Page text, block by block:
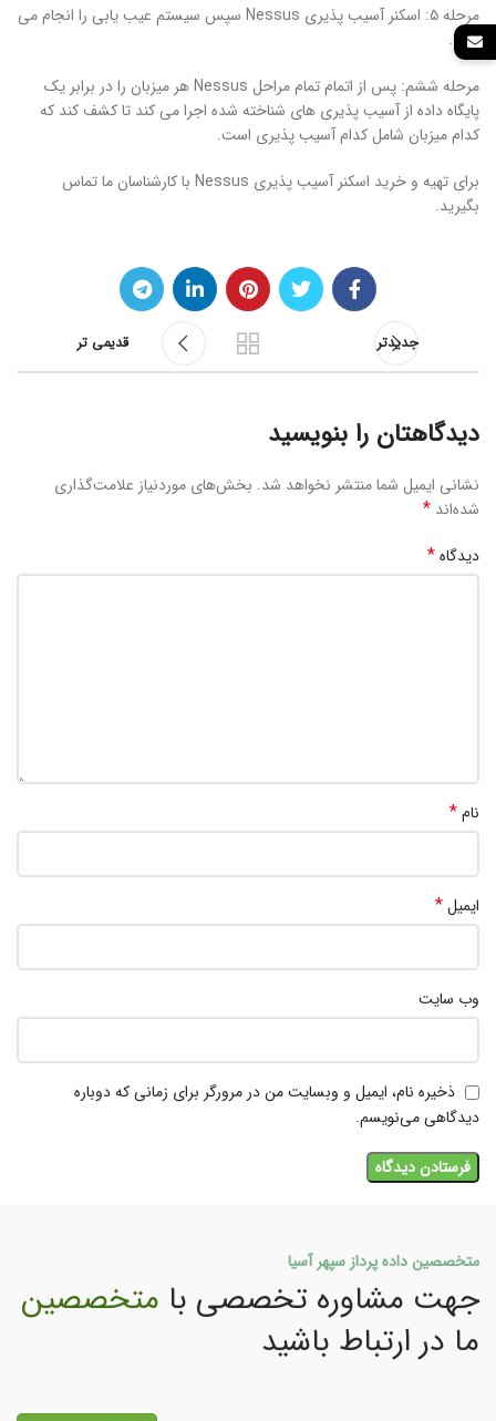
مرحله ۵: اسکنر آسیب پذیری Nessus سپس سیستم عیب یابی را انجام می
دهد.
مرحله ششم: پس از اتمام تمام مراحل Nessus هر میزبان را در برابر یک
پایگاه داده از آسیب پذیری های شناخته شده اجرا می کند تا کشف کند که
کدام میزبان شامل کدام آسیب پذیری است.
برای تهیه و خرید اسکنر آسیب پذیری Nessus با کارشناسان ما تماس
بگیرید.
جدیدتر قدیمی تر
دیدگاهتان را بنویسید
نشانی ایمیل شما منتشر نخواهد شد. بخش‌های موردنیاز علامت‌گذاری
شده‌اند *
دیدگاه*
نام*
ایمیل*
وب‌ سایت
ذخیره نام، ایمیل و وبسایت من در مرورگر برای زمانی که دوباره
دیدگاهی می‌نویسم.
متخصصین داده پرداز سپهر آسیا
جهت مشاوره تخصصی با متخصصین
ما در ارتباط باشید